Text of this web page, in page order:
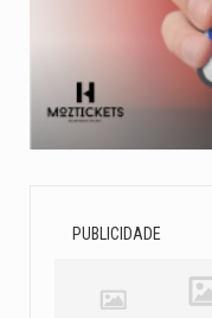
PUBLICIDADE